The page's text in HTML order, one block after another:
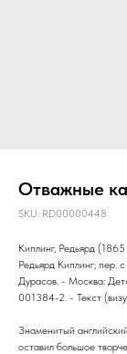
Отважные
SKU: RD00000448
Киплинг, Редьярд
Редьярд Киплинг; пер.
Дурасов. - Москва:
001384-2. - Текст
Знаменитый
оставил большое